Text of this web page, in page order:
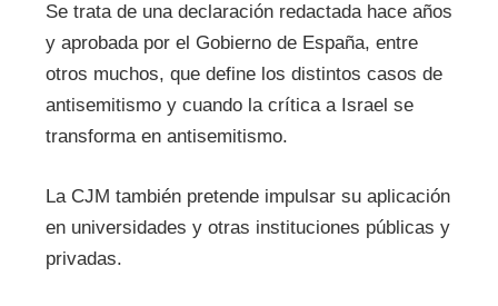
Se trata de una declaración redactada hace años
y aprobada por el Gobierno de España, entre
otros muchos, que define los distintos casos de
antisemitismo y cuando la crítica a Israel se
transforma en antisemitismo.
La CJM también pretende impulsar su aplicación
en universidades y otras instituciones públicas y
privadas.